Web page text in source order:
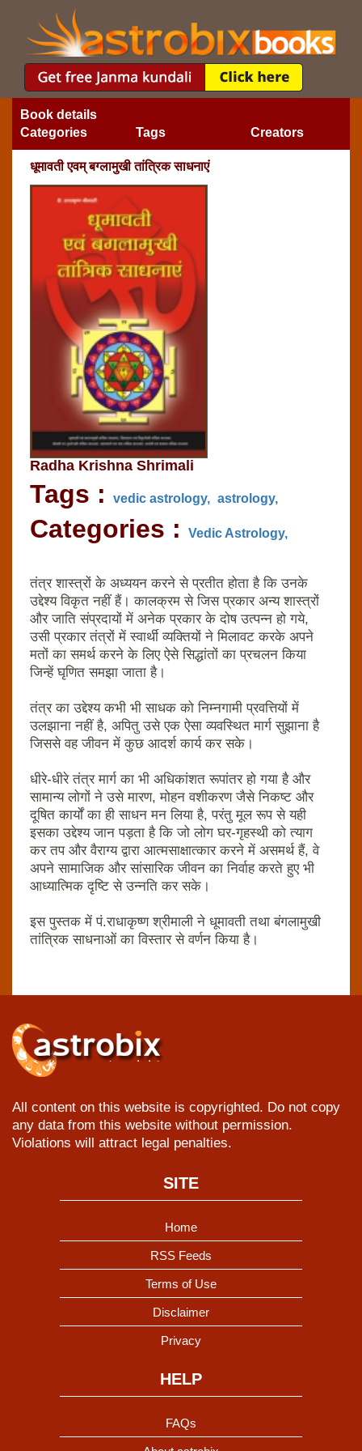
Book details
Categories
Tags Creators
धूमावती एवम् बग्‍लामुखी तांत्रिक साधनाएं
Radha Krishna Shrimali
Tags : vedic astrology, astrology,
Categories : Vedic Astrology,
तंत्र शास्‍त्रों के अध्‍ययन करने से प्रतीत होता है कि उनके
उद्देश्‍य विकृत नहीं हैं। कालक्रम से जिस प्रकार अन्‍य शास्‍त्रों
और जाति संप्रदायों में अनेक प्रकार के दोष उत्‍पन्‍न हो गये,
उसी प्रकार तंत्रों में स्‍वार्थी व्‍यक्तियों ने मिलावट करके अपने
मतों का समर्थ करने के लिए ऐसे सिद्धांतों का प्रचलन किया
जिन्‍हें घृणित समझा जाता है।
तंत्र का उद्देश्‍य कभी भी साधक को निम्‍नगामी प्रवत्तियों में
उलझाना नहीं है, अपितु उसे एक ऐसा व्‍यवस्थित मार्ग सुझाना है
जिससे वह जीवन में कुछ आदर्श कार्य कर सके।
धीरे-धीरे तंत्र मार्ग का भी अधिकांशत रूपांतर हो गया है और
सामान्‍य लोगों ने उसे मारण, मोहन वशीकरण जैसे निकष्‍ट और
दूषित कार्यों का ही साधन मन लिया है, परंतु मूल रूप से यही
इसका उद्देश्‍य जान पड़ता है कि जो लोग घर-गृहस्‍थी को त्‍याग
कर तप और वैराग्‍य द्वारा आत्‍मसाक्षात्‍कार करने में असमर्थ हैं, वे
अपने सामाजिक और सांसारिक जीवन का निर्वाह करते हुए भी
आध्‍यात्मिक दृष्टि से उन्‍नति कर सके।
इस पुस्‍तक में पं.राधाकृष्‍ण श्रीमाली ने धूमावती तथा बंगलामुखी
तांत्रिक साधनाओं का विस्‍तार से वर्णन किया है।
All content on this website is copyrighted. Do not copy
any data from this website without permission.
Violations will attract legal penalties.
SITE
Home
RSS Feeds
Terms of Use
Disclaimer
Privacy
HELP
FAQs